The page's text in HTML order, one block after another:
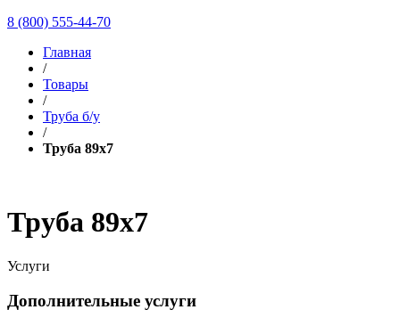
8 (800) 555-44-70
Главная
/
Товары
/
Труба б/у
/
Труба 89х7
Труба 89х7
Услуги
Дополнительные услуги